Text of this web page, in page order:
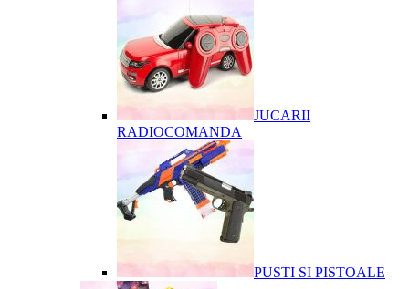
JUCARII
RADIOCOMANDA
PUSTI SI PISTOALE